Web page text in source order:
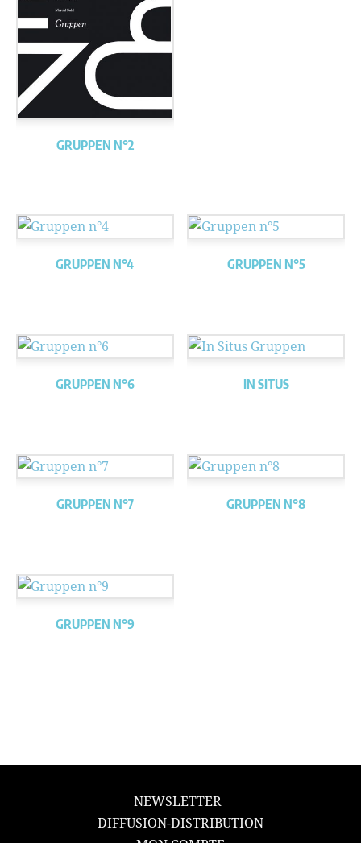
GRUPPEN N°2
GRUPPEN N°4 GRUPPEN N°5
GRUPPEN N°6 IN SITUS
GRUPPEN N°7 GRUPPEN N°8
GRUPPEN N°9
NEWSLETTER
DIFFUSION-DISTRIBUTION